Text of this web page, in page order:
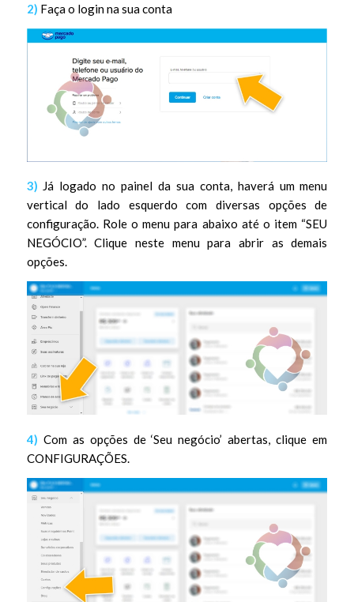
2) Faça o login na sua conta
3) Já logado no painel da sua conta, haverá um menu
vertical do lado esquerdo com diversas opções de
configuração. Role o menu para abaixo até o item “SEU
NEGÓCIO”. Clique neste menu para abrir as demais
opções.
4) Com as opções de ‘Seu negócio’ abertas, clique em
CONFIGURAÇÕES.